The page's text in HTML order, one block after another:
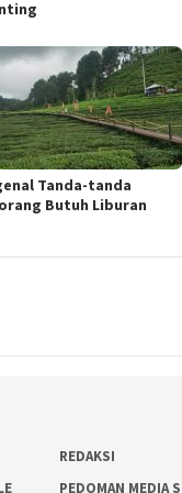
Tanda-tanda
Butuh Liburan
REDAKSI
PEDOMAN MEDIA